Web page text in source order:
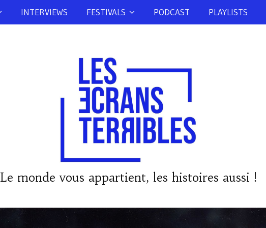
INTERVIEWS FESTIVALS PODCAST PLAYLISTS
Le monde vous appartient, les histoires aussi !